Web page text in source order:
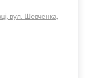
вул. Шевченка,